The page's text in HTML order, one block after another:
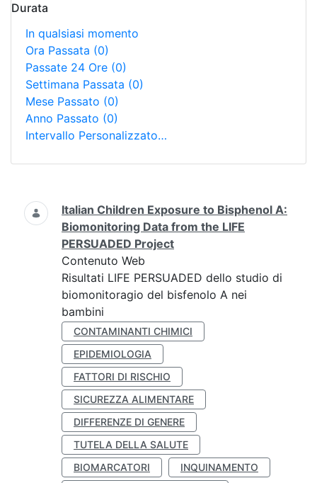
Durata
In qualsiasi momento
Ora Passata (0)
Passate 24 Ore (0)
Settimana Passata (0)
Mese Passato (0)
Anno Passato (0)
Intervallo Personalizzato…
Ricerca
Italian Children Exposure to Bisphenol A:
Biomonitoring Data from the LIFE
PERSUADED Project
Contenuto Web
Risultati LIFE PERSUADED dello studio di
biomonitoragio del bisfenolo A nei
bambini
CONTAMINANTI CHIMICI
EPIDEMIOLOGIA
FATTORI DI RISCHIO
SICUREZZA ALIMENTARE
DIFFERENZE DI GENERE
TUTELA DELLA SALUTE
BIOMARCATORI
INQUINAMENTO